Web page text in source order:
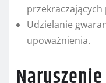
Udzielanie
upoważnienia.